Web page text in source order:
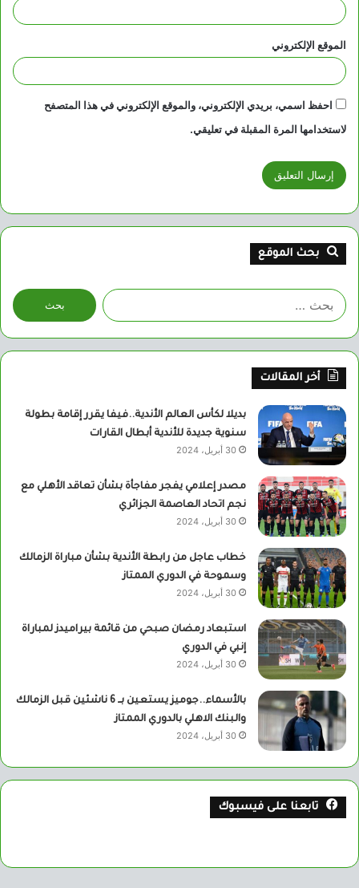
الموقع الإلكتروني
احفظ اسمي، بريدي الإلكتروني، والموقع الإلكتروني في هذا المتصفح
لاستخدامها المرة المقبلة في تعليقي.
بحث الموقع
البحث
عن:
أخر المقالات
بديلا لكأس العالم الأندية..فيفا يقرر إقامة بطولة
سنوية جديدة للأندية أبطال القارات
30 أبريل، 2024
مصدر إعلامي يفجر مفاجأة بشأن تعاقد الأهلي مع
نجم اتحاد العاصمة الجزائري
30 أبريل، 2024
خطاب عاجل من رابطة الأندية بشأن مباراة الزمالك
وسموحة في الدوري الممتاز
30 أبريل، 2024
استبعاد رمضان صبحي من قائمة بيراميدز لمباراة
إنبي في الدوري
30 أبريل، 2024
بالأسماء..جوميز يستعين بــ 6 ناشئين قبل الزمالك
والبنك الاهلي بالدوري الممتاز
30 أبريل، 2024
تابعنا على فيسبوك